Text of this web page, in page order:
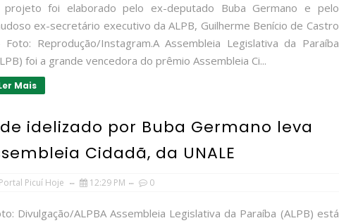
projeto foi elaborado pelo ex-deputado Buba Germano e pelo
ex-secretário executivo da ALPB, Guilherme Benício de Castro
Reprodução/Instagram.A Assembleia Legislativa da Paraíba
foi a grande vencedora do prêmio Assembleia Ci...
Mais
idelizado por Buba Germano leva
Cidadã, da UNALE
Portal Picuí Hoje 12:29 PM 0
Divulgação/ALPBA Assembleia Legislativa da Paraíba (ALPB) está